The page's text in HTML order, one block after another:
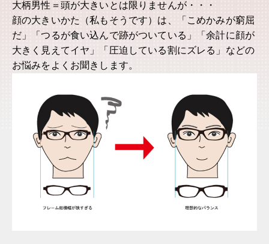
大柄男性＝頭が大きいとは限りませんが・・・
顔の大きいかた（私もそうです）は、「こめかみが窮屈
だ」「つるが食い込んで跡がついている」「余計に顔が
大きく見えてイヤ」「圧迫している割にズレる」などの
お悩みをよくお聞きします。